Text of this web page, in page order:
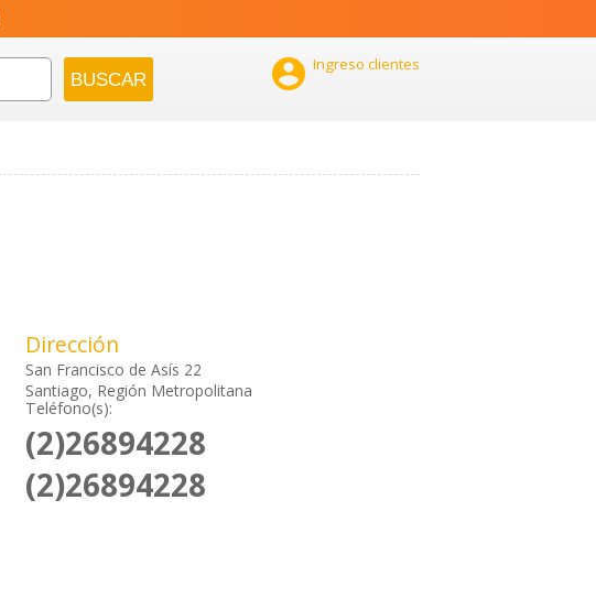
 Ingreso clientes
Dirección
San Francisco de Asís 22
Santiago, Región Metropolitana
Teléfono(s):
(2)26894228
(2)26894228